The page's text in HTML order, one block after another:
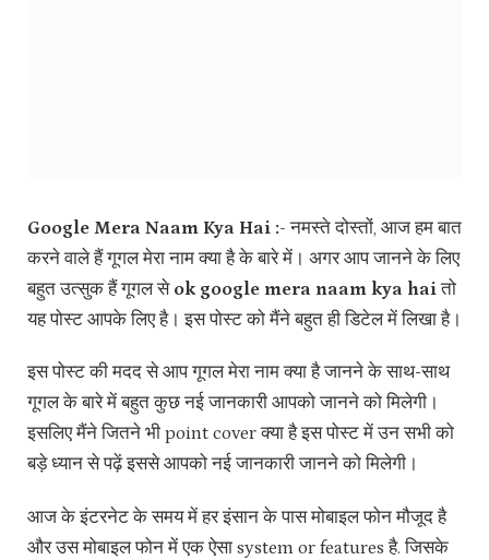
Google Mera Naam Kya Hai :- नमस्ते दोस्तों, आज हम बात
करने वाले हैं गूगल मेरा नाम क्या है के बारे में। अगर आप जानने के लिए
बहुत उत्सुक हैं गूगल से ok google mera naam kya haiतो
यह पोस्ट आपके लिए है। इस पोस्ट को मैंने बहुत ही डिटेल में लिखा है।
इस पोस्ट की मदद से आप गूगल मेरा नाम क्या है जानने के साथ-साथ
गूगल के बारे में बहुत कुछ नई जानकारी आपको जानने को मिलेगी।
इसलिए मैंने जितने भी point cover क्या है इस पोस्ट में उन सभी को
बड़े ध्यान से पढ़ें इससे आपको नई जानकारी जानने को मिलेगी।
आज के इंटरनेट के समय में हर इंसान के पास मोबाइल फोन मौजूद है
और उस मोबाइल फोन में एक ऐसा system or features है. जिसके